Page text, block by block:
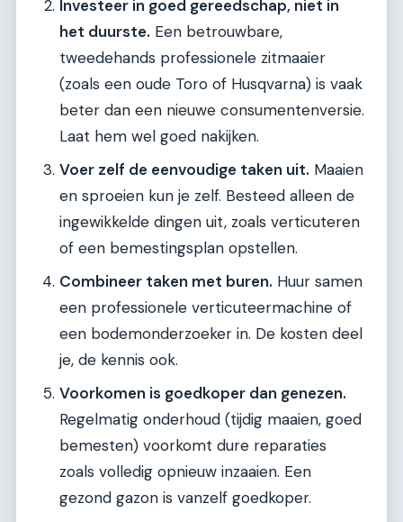
Investeer in goed gereedschap, niet in
het duurste. Een betrouwbare,
tweedehands professionele zitmaaier
(zoals een oude Toro of Husqvarna) is vaak
beter dan een nieuwe consumentenversie.
Laat hem wel goed nakijken.
Voer zelf de eenvoudige taken uit. Maaien
en sproeien kun je zelf. Besteed alleen de
ingewikkelde dingen uit, zoals verticuteren
of een bemestingsplan opstellen.
Combineer taken met buren. Huur samen
een professionele verticuteermachine of
een bodemonderzoeker in. De kosten deel
je, de kennis ook.
Voorkomen is goedkoper dan genezen.
Regelmatig onderhoud (tijdig maaien, goed
bemesten) voorkomt dure reparaties
zoals volledig opnieuw inzaaien. Een
gezond gazon is vanzelf goedkoper.